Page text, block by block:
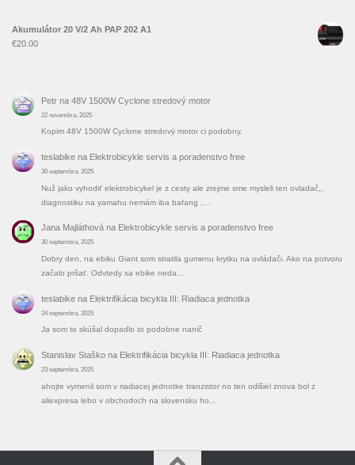
Akumulátor 20 V/2 Ah PAP 202 A1
€20.00
Petrna 48V 1500W Cyclone stredový motor
22 novembra, 2025
Kopim 48V 1500W Cyclone stredový motor ci podobny.
teslabikena Elektrobicykle servis a poradenstvo free
30 septembra, 2025
Nuž jako vyhodiť elektrobicykel je z cesty ale zrejme sme mysleli ten ovladač,,
diagnostiku na yamahu nemám iba bafang ,…
Jana Majláthována Elektrobicykle servis a poradenstvo free
30 septembra, 2025
Dobry den, na ebiku Giant som stratila gumenu krytku na ovládači. Ako na potvoru
začalo pršať. Odvtedy sa ebike neda…
teslabikena Elektrifikácia bicykla III: Riadiaca jednotka
24 septembra, 2025
Ja som to skúšal dopadlo to podobne nanič
Stanislav Staškona Elektrifikácia bicykla III: Riadiaca jednotka
23 septembra, 2025
ahojte vymenil som v riadiacej jednotke tranzistor no ten odišiel znova bol z
aliexpresa lebo v obchodoch na slovensku ho…